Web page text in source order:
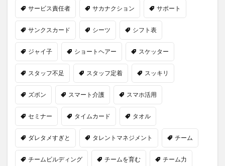
サービス責任者 サカナクション サポート
サンクスカード シーツ シフト表
ジャイ子 ショートヘアー スケッター
スタッフ不足 スタッフ定着 スッキリ
ズボン スマート介護 スマホ活用
セミナー タイムカード タオル
ダレタメすぎと タレントマネジメント チーム
チームビルディング チームを育む チーム力